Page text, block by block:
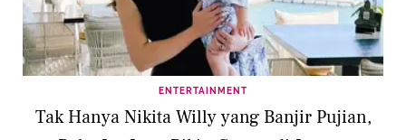
ENTERTAINMENT
Tak Hanya Nikita Willy yang Banjir Pujian,